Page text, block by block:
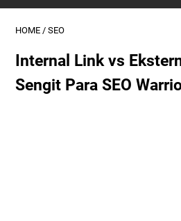
HOME / SEO
Internal Link vs
Sengit Para SEO